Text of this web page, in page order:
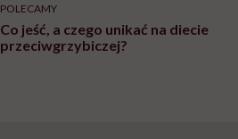
POLECAMY
Co jeść, a czego unikać na diecie
przeciwgrzybiczej?